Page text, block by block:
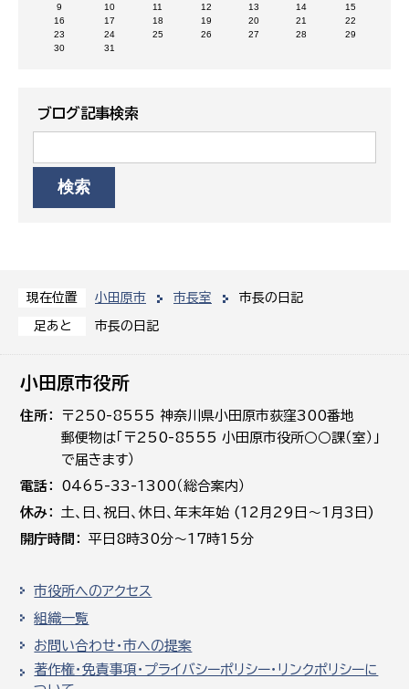
現在位置 小田原市 市長室 市長の日記
足あと 市長の日記
9
10 11 12 13 14
15
16
17 18 19 20 21
22
23
24 25 26 27 28
29
30
31
ブログ記事検索
小田原市役所
住所
〒250-8555 神奈川県小田原市荻窪300番地
郵便物は「〒250-8555 小田原市役所○○課（室）」
で届きます）
電話
0465-33-1300（総合案内）
休み
土､日､祝日、休日、年末年始 (12月29日～1月3日)
開庁時間
平日8時30分～17時15分
市役所へのアクセス
組織一覧
お問い合わせ・市への提案
著作権・免責事項・プライバシーポリシー・リンクポリシーに